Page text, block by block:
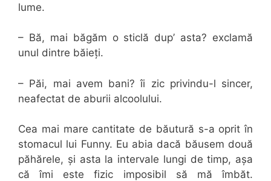
lume.
– Bă, mai băgăm o sticlă dup’ asta? exclamă
unul dintre băieți.
– Păi, mai avem bani? îi zic privindu-l sincer,
neafectat de aburii alcoolului.
Cea mai mare cantitate de băutură s-a oprit în
stomacul lui Funny. Eu abia dacă băusem două
păhărele, și asta la intervale lungi de timp, așa
că îmi este fizic imposibil să mă îmbăt.